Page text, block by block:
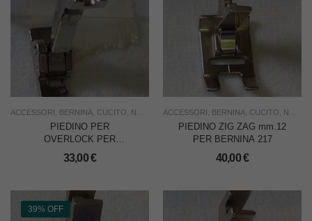
ACCESSORI BERNINA CUCITO NUOVO USO FAMIGLIA,USO INDUSTRIA
PIEDINO PER
OVERLOCK PER
BERNINA 950
33,00€
ACCESSORI BERNINA CUCITO NUOVO
PIEDINO ZIG ZAG mm.12
PER BERNINA 217
40,00€
39% OFF